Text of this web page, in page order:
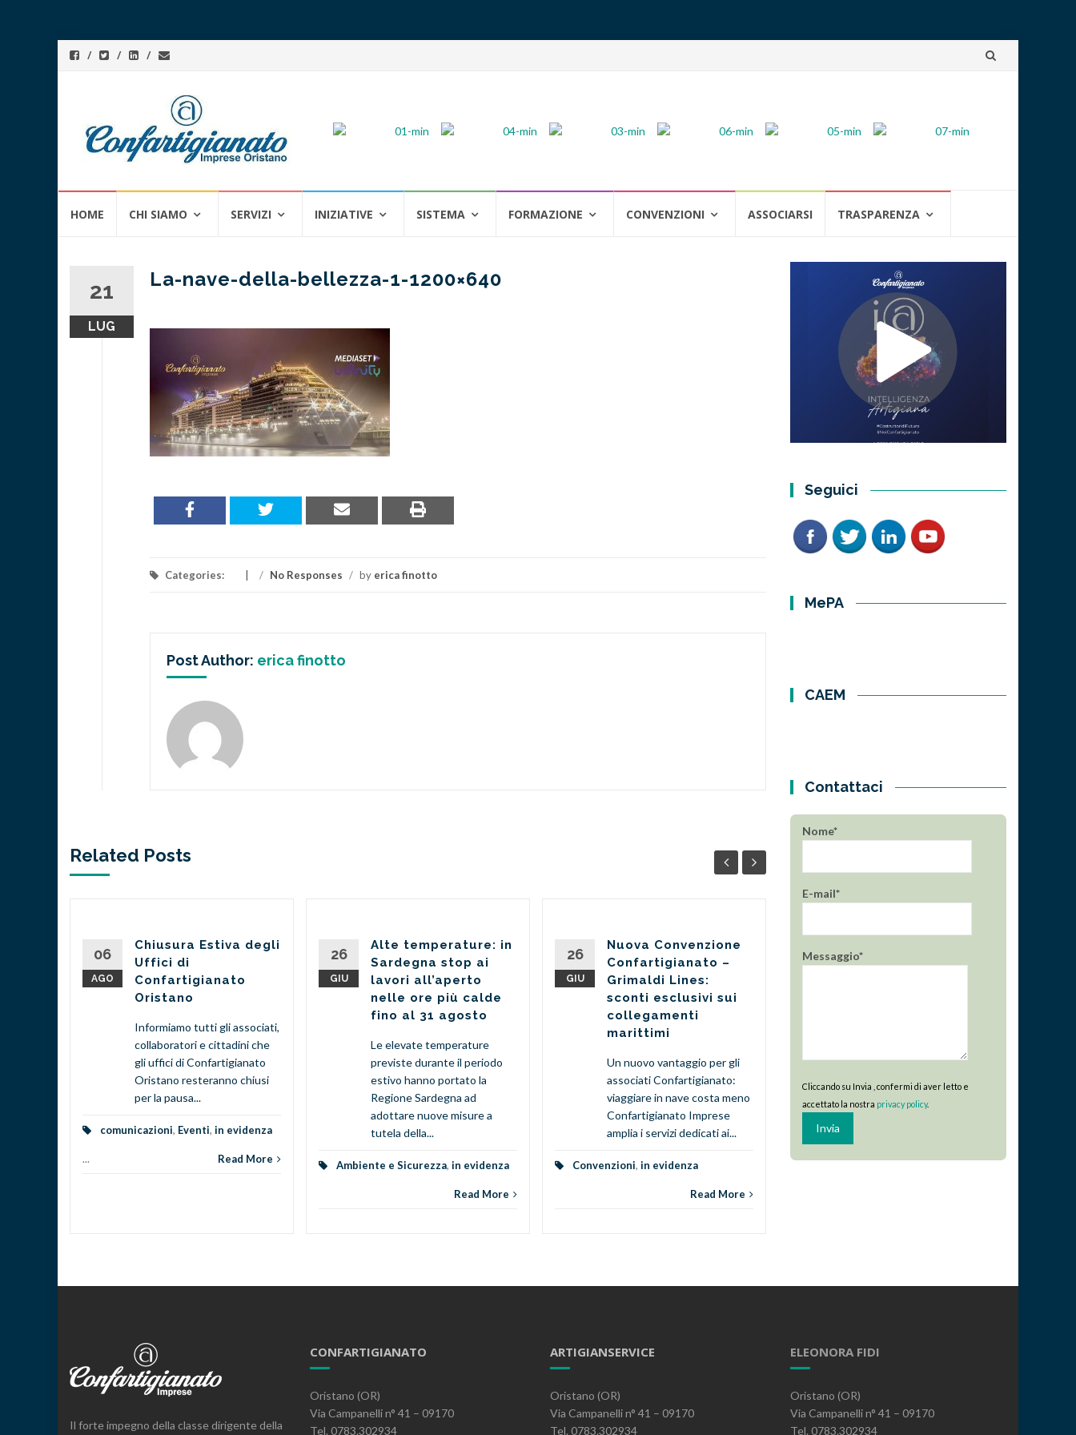
Skip
HOME CHI SIAMO SERVIZI INIZIATIVE SISTEMA FORMAZIONE CONVENZIONI ASSOCIARSI TRASPARENZA
21
LUG
La-nave-della-bellezza-1-1200×640
Categories: / No Responses / by erica finotto
Post Author: erica finotto
Related Posts
06
AGO
Chiusura Estiva degli
Uffici di
Confartigianato
Oristano
Informiamo tutti gli associati,
collaboratori e cittadini che
gli uffici di Confartigianato
Oristano resteranno chiusi
per la pausa...
comunicazioni, Eventi, in evidenza
... Read More
26
GIU
Alte temperature: in
Sardegna stop ai
lavori all’aperto
nelle ore più calde
fino al 31 agosto
Le elevate temperature
previste durante il periodo
estivo hanno portato la
Regione Sardegna ad
adottare nuove misure a
tutela della...
Ambiente e Sicurezza, in evidenza
Read More
26
GIU
Nuova Convenzione
Confartigianato –
Grimaldi Lines:
sconti esclusivi sui
collegamenti
marittimi
Un nuovo vantaggio per gli
associati Confartigianato:
viaggiare in nave costa meno
Confartigianato Imprese
amplia i servizi dedicati ai...
Convenzioni, in evidenza
Read More
GIU
ELEONORA FIDI –
CONVOCAZIONE
ASSEMBLEA
l’Assemblea ordinaria dei soci
della Società Eleonora Fidi
Seguici
MePA
CAEM
Contattaci
Nome*
E-mail*
Messaggio*
Cliccando su Invia , confermi di aver letto e
accettato la nostra privacy policy.
Il forte impegno della classe dirigente della
CONFARTIGIANATO
Oristano (OR)
Via Campanelli n° 41 – 09170
Tel. 0783.302934
ARTIGIANSERVICE
Oristano (OR)
Via Campanelli n° 41 – 09170
Tel. 0783.302934
ELEONORA FIDI
Oristano (OR)
Via Campanelli n° 41 – 09170
Tel. 0783.302934